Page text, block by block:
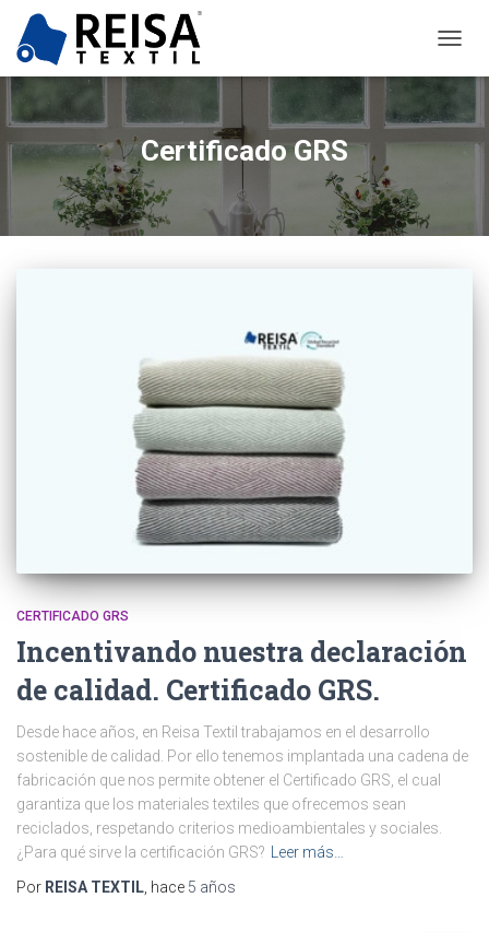
MODO
Certificado GRS
CERTIFICADO GRS
Incentivando nuestra declaración
de calidad. Certificado GRS.
Desde hace años, en Reisa Textil trabajamos en el desarrollo
sostenible de calidad. Por ello tenemos implantada una cadena de
fabricación que nos permite obtener el Certificado GRS, el cual
garantiza que los materiales textiles que ofrecemos sean
reciclados, respetando criterios medioambientales y sociales.
¿Para qué sirve la certificación GRS?
Leer más…
Por REISA TEXTIL , hace 5 años